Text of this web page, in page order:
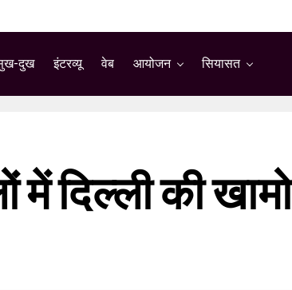
दुख इंटरव्यू वेब आयोजन सियासत
में दिल्ली की